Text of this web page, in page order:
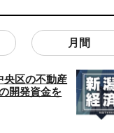
月間
央区の不動産
開発資金を